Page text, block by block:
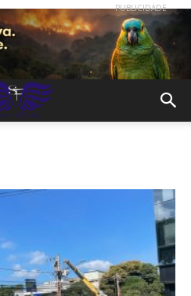
PUBLICIDADE